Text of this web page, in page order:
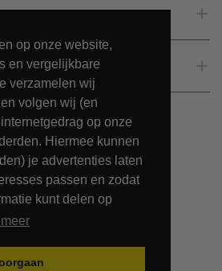
op onze website,
en vergelijkbare
verzamelen wij
volgen wij (en
op onze
Hiermee kunnen
je advertenties laten
passen en zodat
kunt delen op
meer